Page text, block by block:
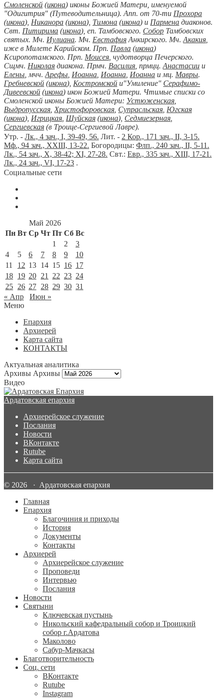
Смоленской (икона) иконы Божией Матери, именуемой
"Одигитрия" (Путеводительница). Апп. от 70-ти Прохора
(икона), Никанора (икона), Тимона (икона) и Пармена диаконов.
Свт. Питирима (икона), еп. Тамбовского. Собор Тамбовских
святых. Мч. Иулиана. Мч. Евстафия Анкирского. Мч. Акакия
иже в Милете Карийском. Прп. Павла (икона)
Ксиропотамского. Прп. Моисея , чудотворца Печерского.
Сщмч. Николая диакона. Прмч. Василия , прмцц. Анастасии и
Елены , мчч. Арефы Иоанна Иоанна Иоанна и мц. Мавры.
Гребневской (икона), Костромской и"Умиление" Серафимо-
Дивеевской (икона) икон Божией Матери. Чтимые списки со
Смоленской иконы Божией Матери: Устюженская
Выдропусская Христофоровская Супрасльская Югская
(икона), Игрицкая Шуйская (икона), Седмиезерная
Сергиевская (в Троице-Сергиевой Лавре).
Утр. - Лк., 4 зач., I, 39-49, 56. Лит. - 2 Кор., 171 зач., II, 3-15.
Мф., 94 зач., XXIII, 13-22. Богородицы: Флп., 240 зач., II, 5-11.
Лк., 54 зач., X, 38-42; XI, 27-28. Свт.: Евр., 335 зач., XIII, 17-21.
Лк., 24 зач., VI, 17-23 .
Социальные сети
Май 2026
Пн Вт Ср Чт Пт Сб Вс
1
2
3
4
5 6 7 8 9
10
11
12 13 14 15 16 17
18 19 20 21 22 23 24
25 26 27 28 29 30 31
« Апр
Июн »
Меню
Епархия
Архиерей
Карта сайта
КОНТАКТЫ
Актуальная аналитика
Архивы Архивы
Видео
Ардатовская епархия
Архиерейское служение
Послания
Новости
ВКонтакте
Rutube
Карта сайта
© 2026 · Ардатовская епархия
Главная
Епархия
Благочиния и приходы
История
Документы
Контакты
Архиерей
Архиерейское служение
Проповеди
Интервью
Послания
Новости
Святыни
Ключевская пустынь
Никольский кафедральный собор и Троицкий
собор г.Ардатова
Маколово
Сабур-Мачкасы
Благотворительность
Соц. сети
ВКонтакте
Rutube
Instagram